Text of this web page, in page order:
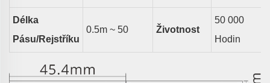
Délka
Pásu/rejstříku
0.5m ~ 50 Životnost
50 000
Hodin